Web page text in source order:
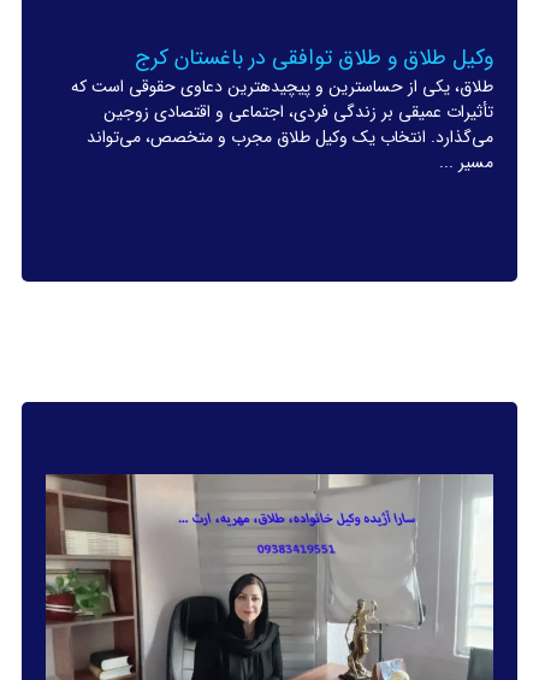
وکیل طلاق و طلاق توافقی در باغستان کرج
طلاق، یکی از حساسترین و پیچیدهترین دعاوی حقوقی است که
تأثیرات عمیقی بر زندگی فردی، اجتماعی و اقتصادی زوجین
می‌گذارد. انتخاب یک وکیل طلاق مجرب و متخصص، می‌تواند
مسیر ...